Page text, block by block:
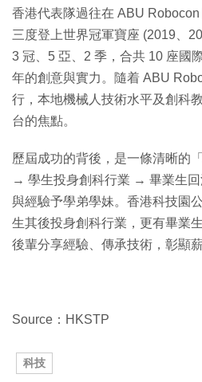
香港代表隊過往在 ABU
三度登上世界冠軍寶座 (2019、
3 冠、5 亞、2 季，合共 10 座國
年的創意與實力。隨着 ABU
行，本地機械人技術水平及創科
台的焦點。
歷屆成功的背後，是一條清晰的
→ 學生投身創科行業 → 畢業生
與經驗予學弟學妹。香港科技園
生其後投身創科行業，更有畢業
後輩分享經驗、傳承技術，彰顯
Source：HKSTP
科技